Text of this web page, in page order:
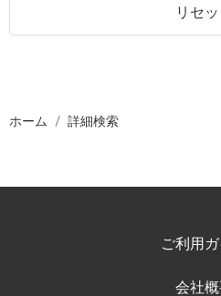
リセッ
ホーム 詳細検索
ご利用
会社